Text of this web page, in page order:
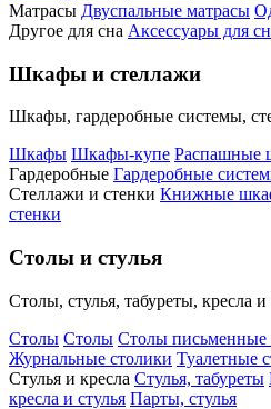
Матрасы Двуспальные матрасы
Другое для сна Аксессуары для
Шкафы и стеллажи
Шкафы, гардеробные системы,
Шкафы Шкафы-купе Распашные
Гардеробные Гардеробные
Стеллажи и стенки Книжные
стенки
Столы и стулья
Столы, стулья, табуреты, кресла
Столы Столы Столы
Журнальные столики Туалетные
Стулья и кресла Стулья, табуреты
кресла и стулья Парты, стулья